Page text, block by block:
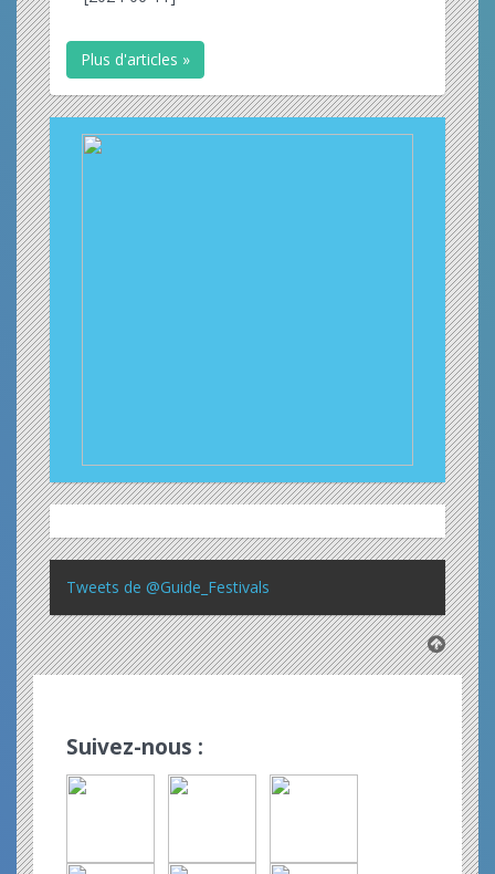
Plus d'articles »
Tweets de @Guide_Festivals
Suivez-nous :